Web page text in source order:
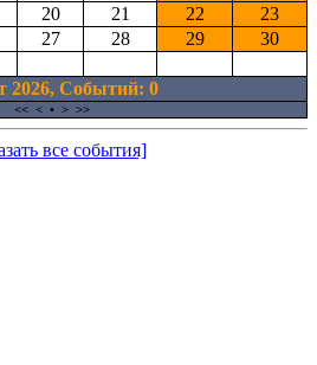
20 21 22
23
27 28 29
30
2026, Cобытий: 0
<< < • > >>
все события]